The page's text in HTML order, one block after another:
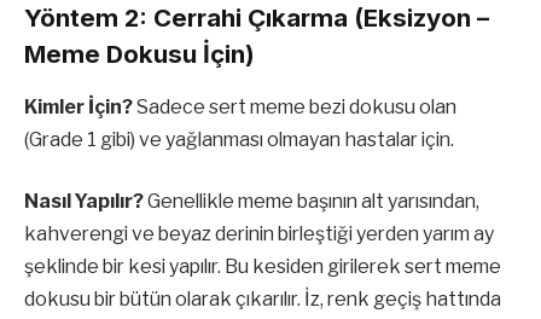
Yöntem 2: Cerrahi Çıkarma (Eksizyon –
Meme Dokusu İçin)
Kimler İçin?Sadece sert meme bezi dokusu olan
(Grade 1 gibi) ve yağlanması olmayan hastalar için.
Nasıl Yapılır?Genellikle meme başının alt yarısından,
kahverengi ve beyaz derinin birleştiği yerden yarım ay
şeklinde bir kesi yapılır. Bu kesiden girilerek sert meme
dokusu bir bütün olarak çıkarılır. İz, renk geçiş hattında